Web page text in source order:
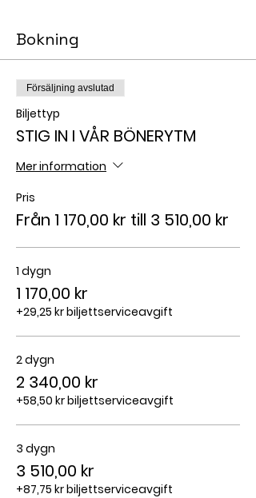
Bokning
Försäljning avslutad
Biljettyp
STIG IN I VÅR BÖNERYTM
Mer information
Pris
Från 1 170,00 kr till 3 510,00 kr
1 dygn
1 170,00 kr
+29,25 kr biljettserviceavgift
2 dygn
2 340,00 kr
+58,50 kr biljettserviceavgift
3 dygn
3 510,00 kr
+87,75 kr biljettserviceavgift